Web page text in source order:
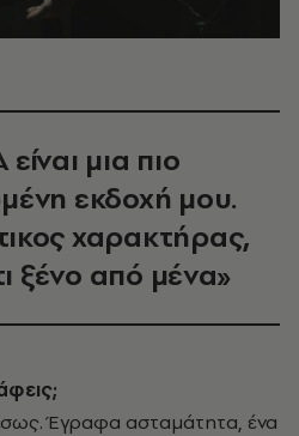
μια πιο
εκδοχή μου.
χαρακτήρας,
ξένο από μένα»
Έγραφα ασταμάτητα, ένα